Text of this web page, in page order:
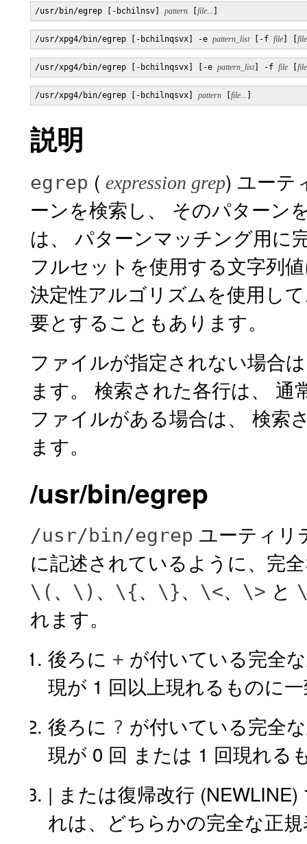
/usr/bin/egrep [-bchilnsv] pattern file...
/usr/xpg4/bin/egrep [-bchilnqsvx] -e pattern_list [-f file
/usr/xpg4/bin/egrep [-bchilnqsvx] [-e pattern_list] -f file
/usr/xpg4/bin/egrep [-bchilnqsvx] pattern file...
説明
egrep ( expression grep) ユーテ
ーンを検索し、 そのパターン
は、 パターンマッチング用に
フルセットを使用する文字列
決定性アルゴリズムを使用し
要とすることもあります。
ファイルが指定されない場合
ます。 検索された各行は、
ファイルがある場合は、 検索
ます。
/usr/bin/egrep
/usr/bin/egrep ユーティ
に記述されているように、完
\( 、 \) 、 \{、 \}、 \<、 \> と
れます。
後ろに + が付いている完全
現が 1 回以上現れるものに
後ろに ? が付いている完全
現が 0 回 または 1 回現れる
| または復帰改行
れは、どちらかの完全な正